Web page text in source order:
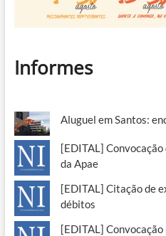
Informes
Aluguel em Santos:
[EDITAL]
da Apae
[EDITAL] Citação de
débitos
[EDITAL]